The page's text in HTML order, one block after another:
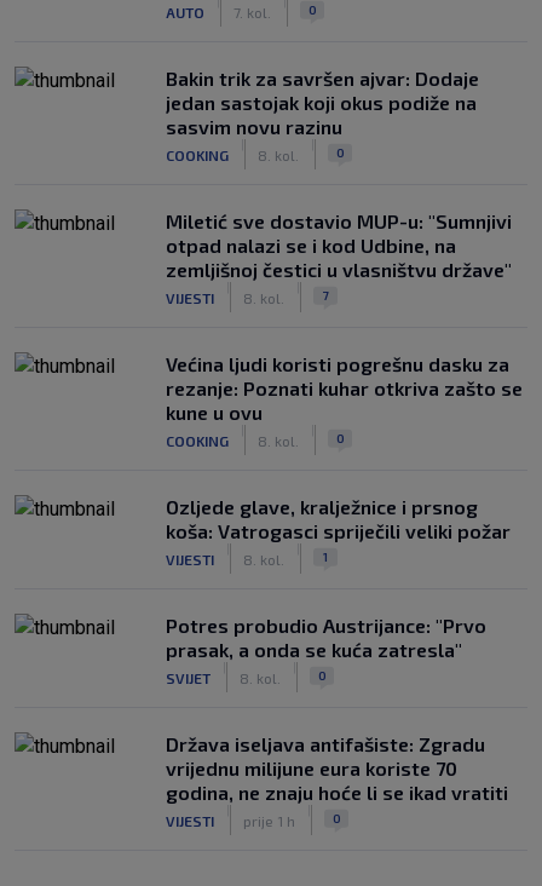
AUTO 7. kol. 0
Bakin trik za savršen ajvar: Dodaje
jedan sastojak koji okus podiže na
sasvim novu razinu
COOKING 8. kol. 0
Miletić sve dostavio MUP-u: "Sumnjivi
otpad nalazi se i kod Udbine, na
zemljišnoj čestici u vlasništvu države"
VIJESTI 8. kol. 7
Većina ljudi koristi pogrešnu dasku za
rezanje: Poznati kuhar otkriva zašto se
kune u ovu
COOKING 8. kol. 0
Ozljede glave, kralježnice i prsnog
koša: Vatrogasci spriječili veliki požar
VIJESTI 8. kol. 1
Potres probudio Austrijance: "Prvo
prasak, a onda se kuća zatresla"
SVIJET 8. kol. 0
Država iseljava antifašiste: Zgradu
vrijednu milijune eura koriste 70
godina, ne znaju hoće li se ikad vratiti
VIJESTI prije 1 h 0